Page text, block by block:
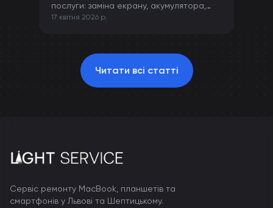
послуги: заміна екрану, акумулятора,
камери та інших компонентів iPhone.
17 квітня 2026 р.
Читати всі статті
Сервіс ремонту MacBook, планшетів та
смартфонів у Львові та Шептицькому.